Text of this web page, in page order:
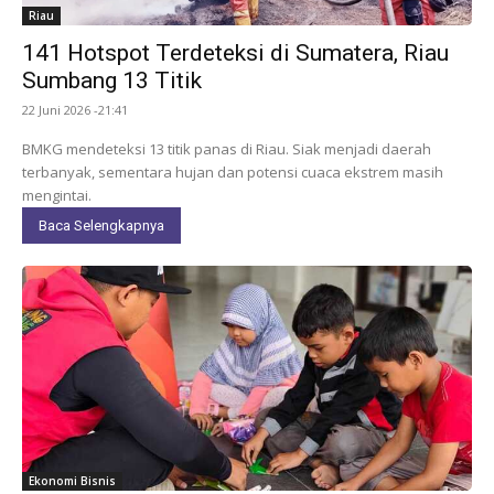
Riau
141 Hotspot Terdeteksi di Sumatera, Riau
Sumbang 13 Titik
22 Juni 2026 -21:41
BMKG mendeteksi 13 titik panas di Riau. Siak menjadi daerah
terbanyak, sementara hujan dan potensi cuaca ekstrem masih
mengintai.
Baca Selengkapnya
Ekonomi Bisnis